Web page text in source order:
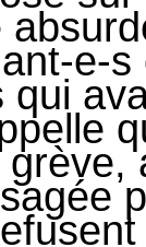
e-
qui